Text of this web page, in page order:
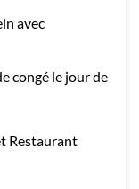
avec
congé le jour de
Restaurant